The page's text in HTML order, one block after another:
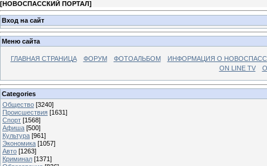
[НОВОСПАССКИЙ ПОРТАЛ]
Вход на сайт
Меню сайта
ГЛАВНАЯ СТРАНИЦА ФОРУМ ФОТОАЛЬБОМ
ИНФОРМАЦИЯ О
ON LINE TV
Categories
Общество [3240]
Происшествия [1631]
Спорт [1568]
Афиша [500]
Культура [961]
Экономика [1057]
Авто [1263]
Криминал [1371]